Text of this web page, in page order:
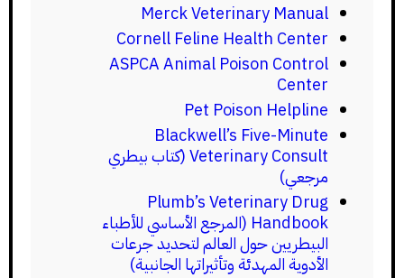
Merck Veterinary Manual
Cornell Feline Health Center
ASPCA Animal Poison Control
Center
Pet Poison Helpline
Blackwell’s Five-Minute
Veterinary Consult (كتاب بيطري
مرجعي)
Plumb’s Veterinary Drug
Handbook (المرجع الأساسي للأطباء
البيطريين حول العالم لتحديد جرعات
الأدوية المهدئة وتأثيراتها الجانبية)